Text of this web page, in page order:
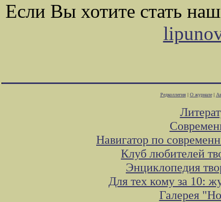
Если Вы хотите стать
Редколлегия| О журнале|
Навигатор по
Клуб любителей
Энциклопедия
Для тех кому за 10:
Галерея